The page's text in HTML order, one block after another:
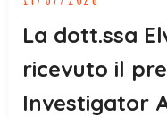
La dott.ssa
ricevuto il
Investigator